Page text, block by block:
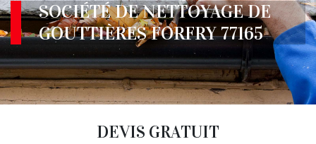
SOCIÉTÉ DE NETTOYAGE DE
GOUTTIÈRES FORFRY 77165
DEVIS GRATUIT